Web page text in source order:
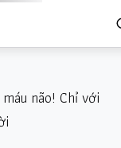
não! Chỉ với